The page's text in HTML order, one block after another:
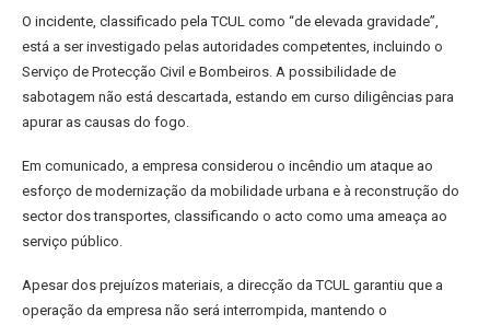
O incidente, classificado pela TCUL como “de elevada gravidade”,
está a ser investigado pelas autoridades competentes, incluindo o
Serviço de Protecção Civil e Bombeiros. A possibilidade de
sabotagem não está descartada, estando em curso diligências para
apurar as causas do fogo.
Em comunicado, a empresa considerou o incêndio um ataque ao
esforço de modernização da mobilidade urbana e à reconstrução do
sector dos transportes, classificando o acto como uma ameaça ao
serviço público.
Apesar dos prejuízos materiais, a direcção da TCUL garantiu que a
operação da empresa não será interrompida, mantendo o